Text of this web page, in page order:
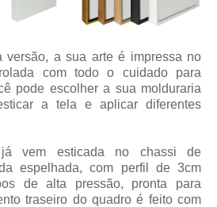
versão, a sua arte é impressa no
com todo o cuidado para
pode escolher a sua molduraria
a tela e aplicar diferentes
vem esticada no chassi de
espelhada, com perfil de 3cm
de alta pressão, pronta para
traseiro do quadro é feito com